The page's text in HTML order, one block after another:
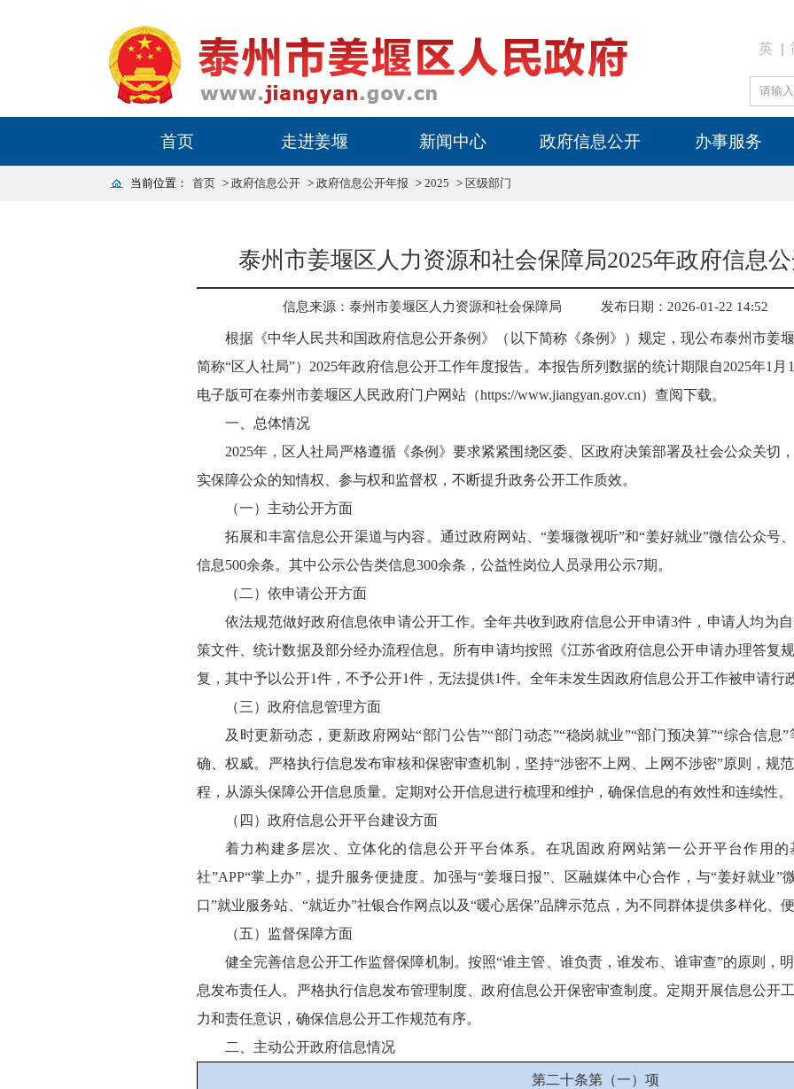
英
首页 走进姜堰 新闻中心 政府信息公开 办事服务
当前位置： 首页 > 政府信息公开 > 政府信息公开年报 > 2025 > 区级部门
泰州市姜堰区人力资源和社会保障局2025年政府信息
信息来源：泰州市姜堰区人力资源和社会保障局 发布日期：2026-01-22 14:52
根据《中华人民共和国政府信息公开条例》（以下简称《条例》）规定，现公布泰州市姜
简称“区人社局”）2025年政府信息公开工作年度报告。本报告所列数据的统计期限自2025年1月
电子版可在泰州市姜堰区人民政府门户网站（https://www.jiangyan.gov.cn）查阅下载。
一、总体情况
2025年，区人社局严格遵循《条例》要求紧紧围绕区委、区政府决策部署及社会公众关切
实保障公众的知情权、参与权和监督权，不断提升政务公开工作质效。
（一）主动公开方面
拓展和丰富信息公开渠道与内容。通过政府网站、“姜堰微视听”和“姜好就业”微信公众号
信息500余条。其中公示公告类信息300余条，公益性岗位人员录用公示7期。
（二）依申请公开方面
依法规范做好政府信息依申请公开工作。全年共收到政府信息公开申请3件，申请人均为
策文件、统计数据及部分经办流程信息。所有申请均按照《江苏省政府信息公开申请办理答复
复，其中予以公开1件，不予公开1件，无法提供1件。全年未发生因政府信息公开工作被申请行
（三）政府信息管理方面
及时更新动态，更新政府网站“部门公告”“部门动态”“稳岗就业”“部门预决算”“综合信息
确、权威。严格执行信息发布审核和保密审查机制，坚持“涉密不上网、上网不涉密”原则，规
程，从源头保障公开信息质量。定期对公开信息进行梳理和维护，确保信息的有效性和连续性。
（四）政府信息公开平台建设方面
着力构建多层次、立体化的信息公开平台体系。在巩固政府网站第一公开平台作用
社”APP“掌上办”，提升服务便捷度。加强与“姜堰日报”、区融媒体中心合作，与“姜好就业”
口”就业服务站、“就近办”社银合作网点以及“暖心居保”品牌示范点，为不同群体提供多样化、
（五）监督保障方面
健全完善信息公开工作监督保障机制。按照“谁主管、谁负责，谁发布、谁审查”的原则，
息发布责任人。严格执行信息发布管理制度、政府信息公开保密审查制度。定期开展信息公开
力和责任意识，确保信息公开工作规范有序。
二、主动公开政府信息情况
第二十条第（一）项